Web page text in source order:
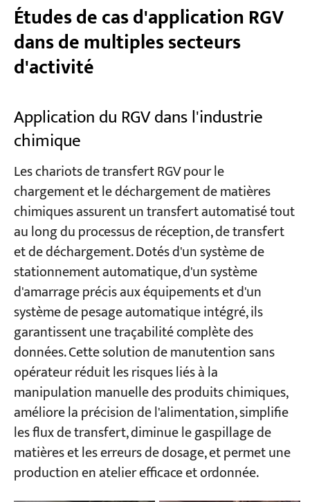
Études de cas d'application RGV
dans de multiples secteurs
d'activité
Application du RGV dans l'industrie
chimique
Les chariots de transfert RGV pour le
chargement et le déchargement de matières
chimiques assurent un transfert automatisé tout
au long du processus de réception, de transfert
et de déchargement. Dotés d'un système de
stationnement automatique, d'un système
d'amarrage précis aux équipements et d'un
système de pesage automatique intégré, ils
garantissent une traçabilité complète des
données. Cette solution de manutention sans
opérateur réduit les risques liés à la
manipulation manuelle des produits chimiques,
améliore la précision de l'alimentation, simplifie
les flux de transfert, diminue le gaspillage de
matières et les erreurs de dosage, et permet une
production en atelier efficace et ordonnée.